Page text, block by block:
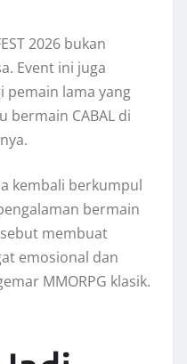
2026 bukan
Event ini juga
pemain lama yang
bermain CABAL di
kembali berkumpul
bermain
membuat
emosional dan
MMORPG klasik.